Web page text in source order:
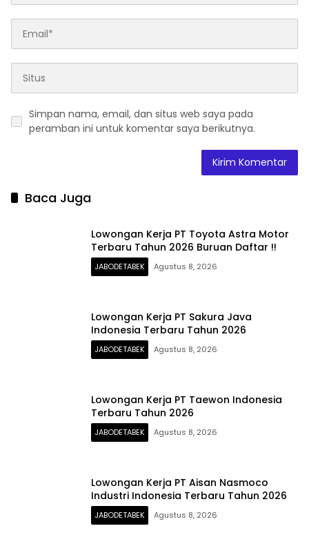
Simpan nama, email, dan situs web saya pada
peramban ini untuk komentar saya berikutnya.
Baca Juga
Lowongan Kerja PT Toyota Astra Motor
Terbaru Tahun 2026 Buruan Daftar !!
JABODETABEK Agustus 8, 2026
Lowongan Kerja PT Sakura Java
Indonesia Terbaru Tahun 2026
JABODETABEK Agustus 8, 2026
Lowongan Kerja PT Taewon Indonesia
Terbaru Tahun 2026
JABODETABEK Agustus 8, 2026
Lowongan Kerja PT Aisan Nasmoco
Industri Indonesia Terbaru Tahun 2026
JABODETABEK Agustus 8, 2026